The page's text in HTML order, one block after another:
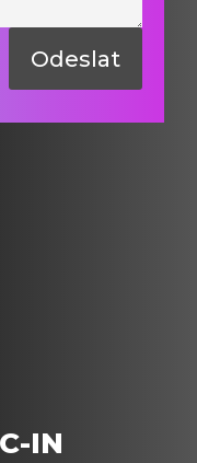
Odeslat
IN